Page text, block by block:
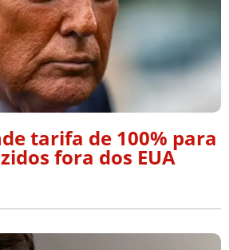
tarifa de 100% para
fora dos EUA